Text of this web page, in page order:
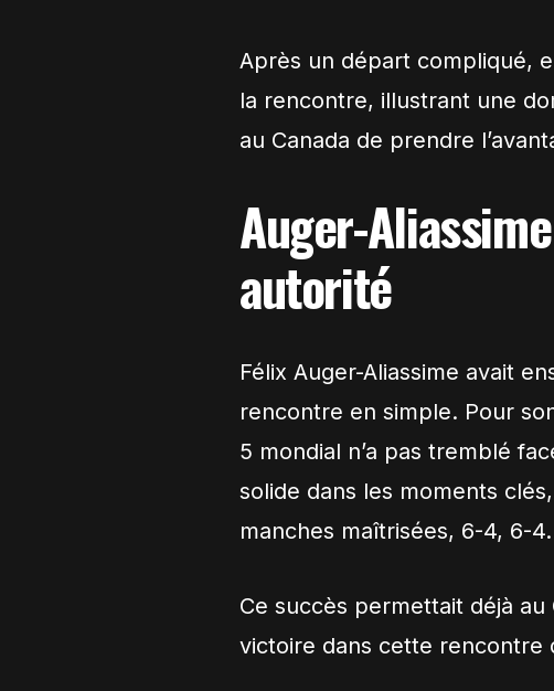
Après un départ compliqué,
la rencontre, illustrant une
au Canada de prendre
Auger-
autorité
Félix Auger-Aliassime avait
rencontre en simple. Pour
5 mondial n’a pas tremblé
solide dans les moments
manches maîtrisées, 6-4, 6-4.
Ce succès permettait déjà au
victoire dans cette rencontre